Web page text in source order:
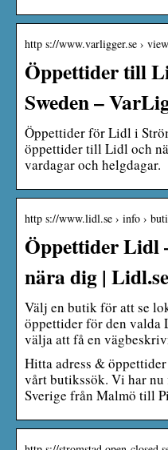
http s://www.varligger.se ›
Öppettider till
Sweden –
Öppettider för Lidl i
öppettider till Lidl och
vardagar och helgdagar.
http s://www.lidl.se › info ›
Öppettider Lidl
nära dig | Lidl.se
Välj en butik för att se
öppettider för den valda
välja att få en
Hitta adress &
vårt butikssök. Vi har
Sverige från Malmö till